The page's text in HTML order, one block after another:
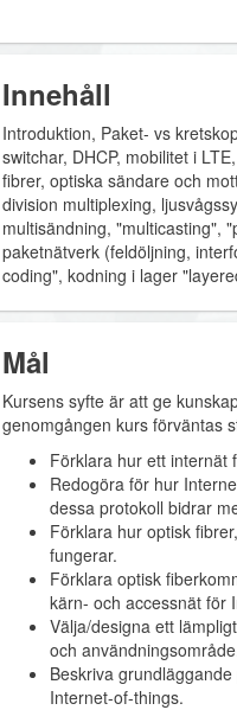
Innehåll
Introduktion, Paket- vs
switchar, DHCP, mobilitet i
fibrer, optiska sändare och
division multiplexing,
multisändning, "multicasting",
paketnätverk (feldöljning,
coding", kodning i lager
Mål
Kursens syfte är att ge
genomgången kurs förväntas
Förklara hur ett internät
Redogöra för hur
dessa protokoll bidrar
Förklara hur optisk
fungerar.
Förklara optisk
kärn- och accessnät för
Välja/designa ett
och
Beskriva
Internet-of-things.